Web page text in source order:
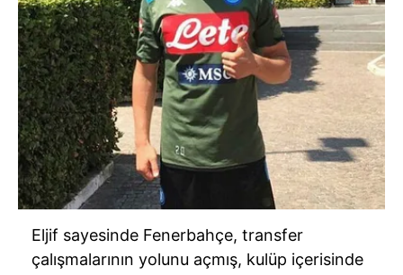
almak için lütfentıklayınız.
Eljif sayesinde Fenerbahçe, transfer
çalışmalarının yolunu açmış, kulüp içerisinde